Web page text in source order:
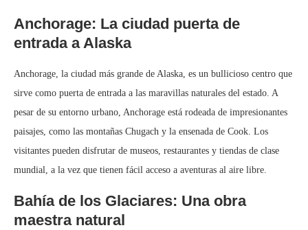
Anchorage: La ciudad puerta de
entrada a Alaska
Anchorage, la ciudad más grande de Alaska, es un bullicioso centro que
sirve como puerta de entrada a las maravillas naturales del estado. A
pesar de su entorno urbano, Anchorage está rodeada de impresionantes
paisajes, como las montañas Chugach y la ensenada de Cook. Los
visitantes pueden disfrutar de museos, restaurantes y tiendas de clase
mundial, a la vez que tienen fácil acceso a aventuras al aire libre.
Bahía de los Glaciares: Una obra
maestra natural